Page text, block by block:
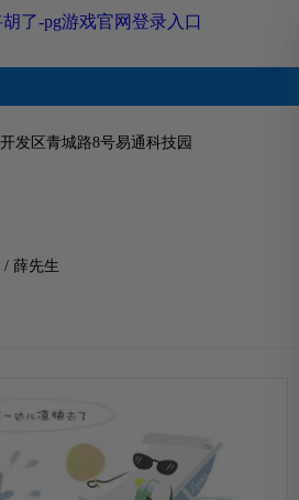
了-pg游戏官网登录入口
胡了的产品中心
发区青城路8号易通科技园
/ 薛先生